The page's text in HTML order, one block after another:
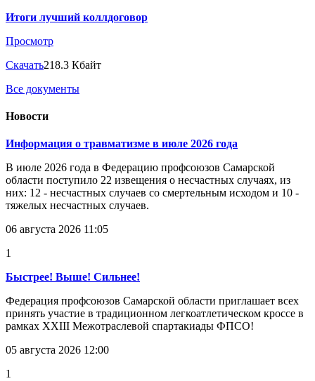
Итоги лучший коллдоговор
Просмотр
Скачать218.3 Кбайт
Все документы
Новости
Информация о травматизме в июле 2026 года
В июле 2026 года в Федерацию профсоюзов Самарской
области поступило 22 извещения о несчастных случаях, из
них: 12 - несчастных случаев со смертельным исходом и 10 -
тяжелых несчастных случаев.
06 августа 2026 11:05
1
Быстрее! Выше! Сильнее!
Федерация профсоюзов Самарской области приглашает всех
принять участие в традиционном легкоатлетическом кроссе в
рамках XXIII Межотраслевой спартакиады ФПСО!
05 августа 2026 12:00
1